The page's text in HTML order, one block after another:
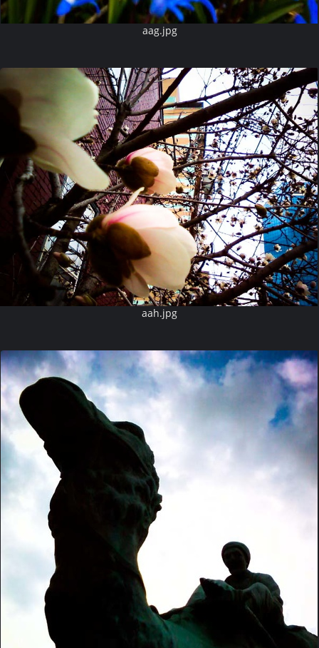
aag.jpg
aah.jpg